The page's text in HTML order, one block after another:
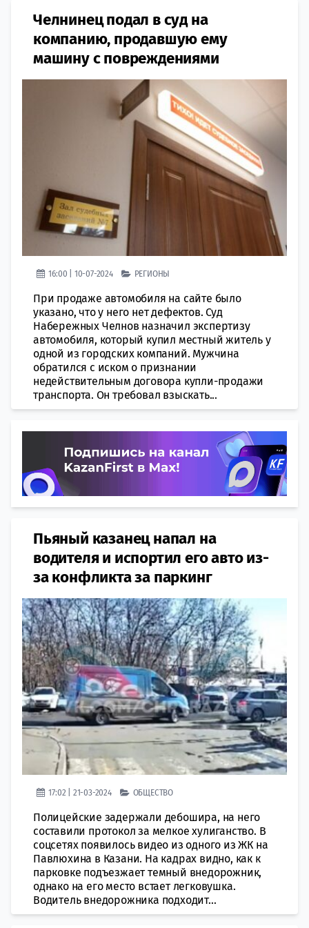
Челнинец подал в суд на
компанию, продавшую ему
машину с повреждениями
16:00 | 10-07-2024 РЕГИОНЫ
При продаже автомобиля на сайте было
указано, что у него нет дефектов. Суд
Набережных Челнов назначил экспертизу
автомобиля, который купил местный житель у
одной из городских компаний. Мужчина
обратился с иском о признании
недействительным договора купли-продажи
транспорта. Он требовал взыскать...
Пьяный казанец напал на
водителя и испортил его авто из-
за конфликта за паркинг
17:02 | 21-03-2024 ОБЩЕСТВО
Полицейские задержали дебошира, на него
составили протокол за мелкое хулиганство. В
соцсетях появилось видео из одного из ЖК на
Павлюхина в Казани. На кадрах видно, как к
парковке подъезжает темный внедорожник,
однако на его место встает легковушка.
Водитель внедорожника подходит...